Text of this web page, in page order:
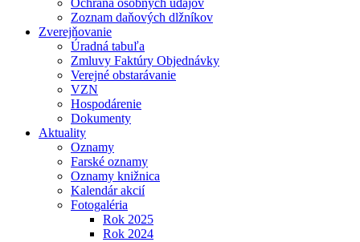
Ochrana osobných údajov
Zoznam daňových dlžníkov
Zverejňovanie
Úradná tabuľa
Zmluvy Faktúry Objednávky
Verejné obstarávanie
VZN
Hospodárenie
Dokumenty
Aktuality
Oznamy
Farské oznamy
Oznamy knižnica
Kalendár akcií
Fotogaléria
Rok 2025
Rok 2024